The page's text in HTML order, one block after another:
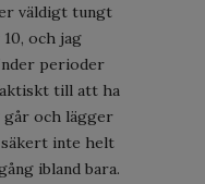
väldigt tungt
och jag
perioder
till att ha
och lägger
inte helt
ibland bara.